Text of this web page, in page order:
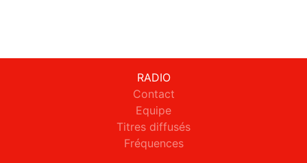
RADIO
Contact
Equipe
Titres diffusés
Fréquences